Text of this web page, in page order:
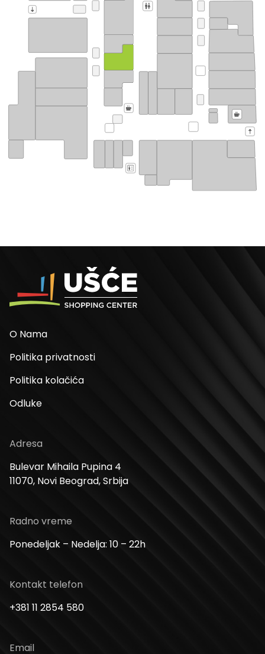
O Nama
Politika privatnosti
Politika kolačića
Odluke
Adresa
Bulevar Mihaila Pupina 4
11070, Novi Beograd, Srbija
Radno vreme
Ponedeljak – Nedelja: 10 – 22h
Kontakt telefon
+381 11 2854 580
Email